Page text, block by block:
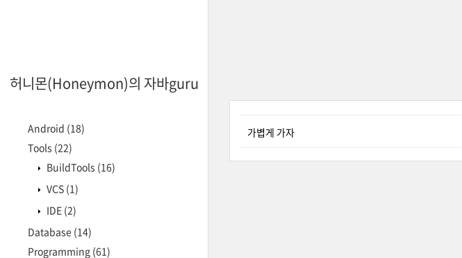
허니몬(Honeymon)의 자바guru
Android (18)
Tools (22)
BuildTools (16)
VCS (1)
IDE (2)
Database (14)
Programming (61)
가볍게 가자